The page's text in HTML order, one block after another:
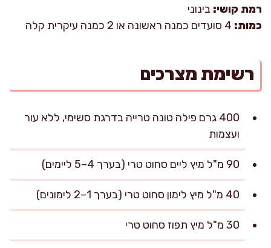
רמת קושי: בינוני
כמות:
רשימת מצרכים
400 גרם פילה טונה טרייה בדרגת סשימי, ללא עור
ועצמות
90 מ"ל מיץ ליים סחוט טרי (בערך 4–5 ליימים)
40 מ"ל מיץ לימון סחוט טרי (בערך 1–2 לימונים)
30 מ"ל מיץ תפוז סחוט טרי